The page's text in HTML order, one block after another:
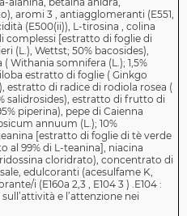
aromi 3 , antiagglomeranti (E551,
(E500(ii)), L-tirosina , colina
complessi [estratto di foglie di
(L.), Wettst; 50% bacosides),
Withania somnifera (L.); 1,5%
estratto di foglie ( Ginkgo
estratto di radice di rodiola rosea (
salidrosides), estratto di frutto di
piperina), pepe di Caienna
annuum (L.); 10%
[estratto di foglie di tè verde
al 99% di L-teanina], niacina
cloridrato), concentrato di
edulcoranti (acesulfame K,
i (E160a 2,3 , E104 3 ) .E104 :
e l’attenzione nei